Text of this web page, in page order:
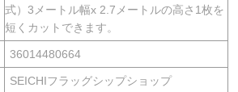
式）3メートル幅x 2.7メートルの高さ1枚を
短くカットできます。
36014480664
SEICHIフラッグシップショップ